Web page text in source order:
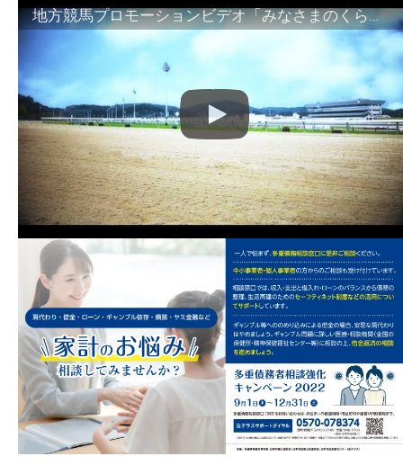
地方競馬プロモーションビデオ「みなさまのくらしのために」30秒篇｜NAR公式